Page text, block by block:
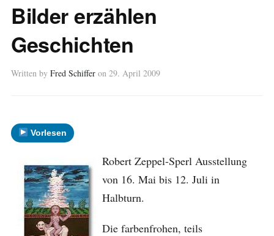
Bilder erzählen
Geschichten
Written by Fred Schiffer on 29. April 2009
Vorlesen
Robert Zeppel-Sperl Ausstellung
von 16. Mai bis 12. Juli in
Halbturn.
Die farbenfrohen, teils